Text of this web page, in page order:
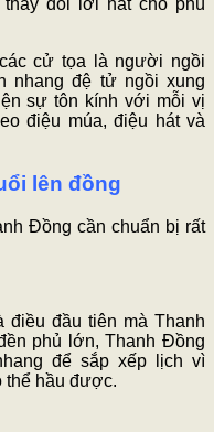
đổi lời hát cho phù
cử tọa là người ngồi
nhang đệ tử ngồi xung
sự tôn kính với mỗi vị
điệu múa, điệu hát và
lên đồng
Đồng cần chuẩn bị rất
đầu tiên mà Thanh
phủ lớn, Thanh Đồng
để sắp xếp lịch vì
thể hầu được.